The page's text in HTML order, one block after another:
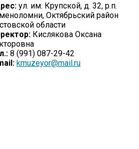
ул. им. Крупской, д. 32, р.п.
Октябрьский район
области
Кислякова Оксана
8 (991) 087-29-42
kmuzeyor@mail.ru